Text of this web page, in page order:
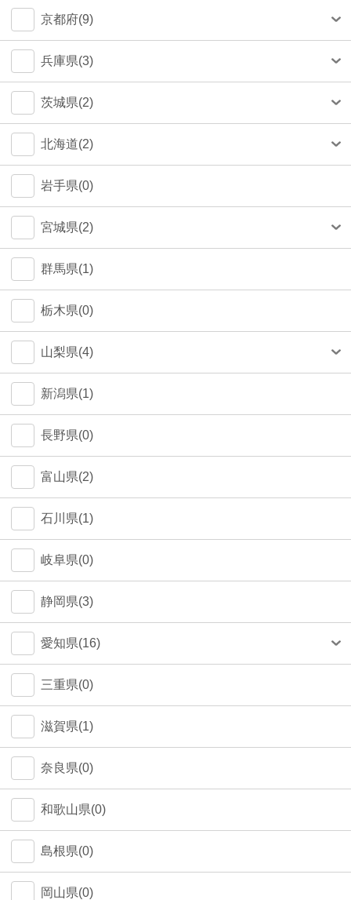
中央区(50)
品川区(33)
豊島区(14)
目黒区(14)
文京区(12)
世田谷区(6)
台東区(5)
荒川区(0)
北区(0)
中野区(0)
江東区(0)
大和市(0)
大阪市(39)
豊中市(3)
吹田市(1)
京都府(9)
京都市(9)
兵庫県(3)
神戸市(1)
茨城県(2)
つくば市(1)
北海道(2)
札幌市(1)
岩手県(0)
宮城県(2)
仙台市(2)
群馬県(1)
栃木県(0)
山梨県(4)
甲府市(4)
新潟県(1)
長野県(0)
富山県(2)
石川県(1)
岐阜県(0)
静岡県(3)
愛知県(16)
名古屋市(14)
三重県(0)
滋賀県(1)
奈良県(0)
和歌山県(0)
島根県(0)
岡山県(0)